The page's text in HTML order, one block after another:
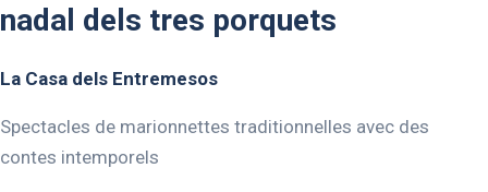
nadal dels tres porquets
La Casa dels Entremesos
Spectacles de marionnettes traditionnelles avec des
contes intemporels